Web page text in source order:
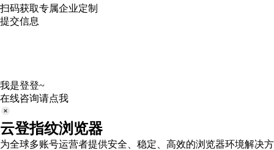
扫码获取专属企业定制
提交信息
我是登登~
在线咨询请点我
云登指纹浏览器
为全球多账号运营者提供安全、稳定、高效的浏览器环境解决方